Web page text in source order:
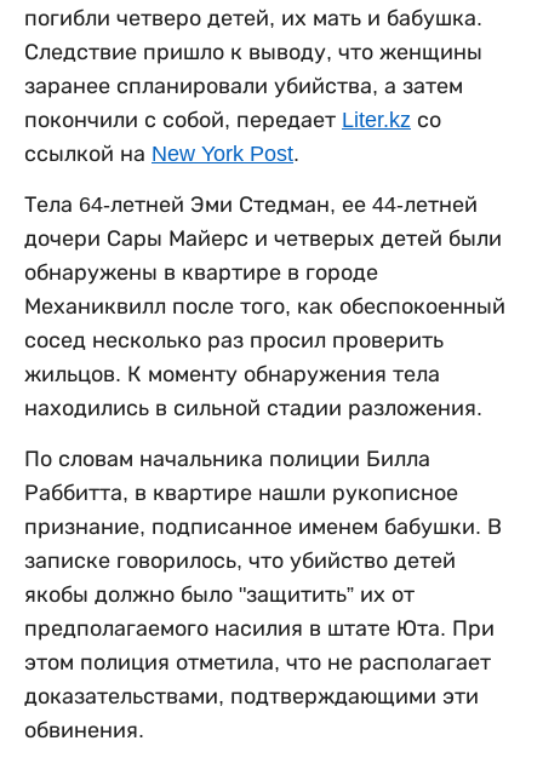
погибли четверо детей, их мать и бабушка.
Следствие пришло к выводу, что женщины
заранее спланировали убийства, а затем
покончили с собой, передает Liter.kz со
ссылкой на New York Post.
Тела 64-летней Эми Стедман, ее 44-летней
дочери Сары Майерс и четверых детей были
обнаружены в квартире в городе
Механиквилл после того, как обеспокоенный
сосед несколько раз просил проверить
жильцов. К моменту обнаружения тела
находились в сильной стадии разложения.
По словам начальника полиции Билла
Раббитта, в квартире нашли рукописное
признание, подписанное именем бабушки. В
записке говорилось, что убийство детей
якобы должно было "защитить” их от
предполагаемого насилия в штате Юта. При
этом полиция отметила, что не располагает
доказательствами, подтверждающими эти
обвинения.